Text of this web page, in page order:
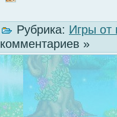
Рубрика: Игры от
комментариев »